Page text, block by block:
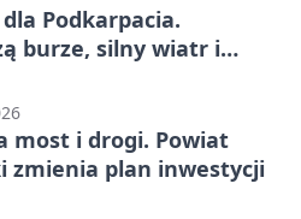
Podkarpacia.
burze, silny wiatr i
most i drogi. Powiat
zmienia plan inwestycji